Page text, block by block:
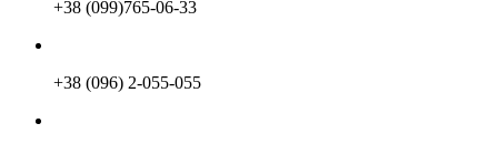
+38 (099)765-06-33
+38 (096) 2-055-055